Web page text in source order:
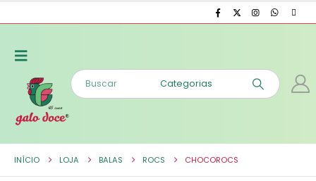
INÍCIO LOJA BALAS ROCS CHOCOROCS